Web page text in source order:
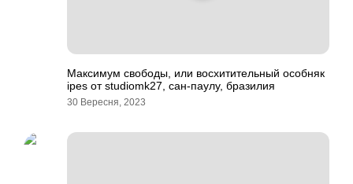
Максимум свободы, или восхитительный особняк
ipes от studiomk27, сан-паулу, бразилия
30 Вересня, 2023